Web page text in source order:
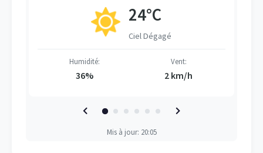
24°C
Ciel Dégagé
Humidité:
36%
Vent:
2 km/h
Mis à jour: 20:05